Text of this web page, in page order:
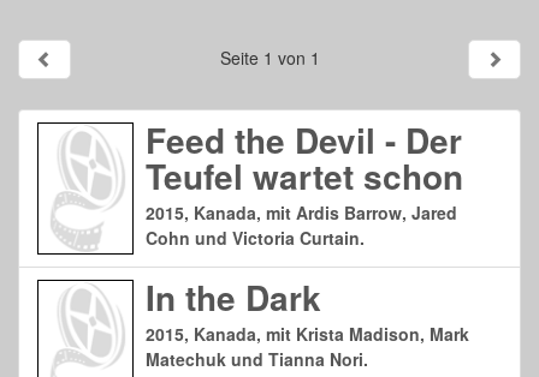
Seite 1 von 1
Feed the Devil - Der
Teufel wartet schon
2015, Kanada, mit Ardis Barrow, Jared
Cohn und Victoria Curtain.
In the Dark
2015, Kanada, mit Krista Madison, Mark
Matechuk und Tianna Nori.